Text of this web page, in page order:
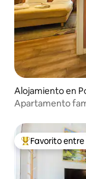
Alojamiento en
Apartamento
Favorito entre
Favorito